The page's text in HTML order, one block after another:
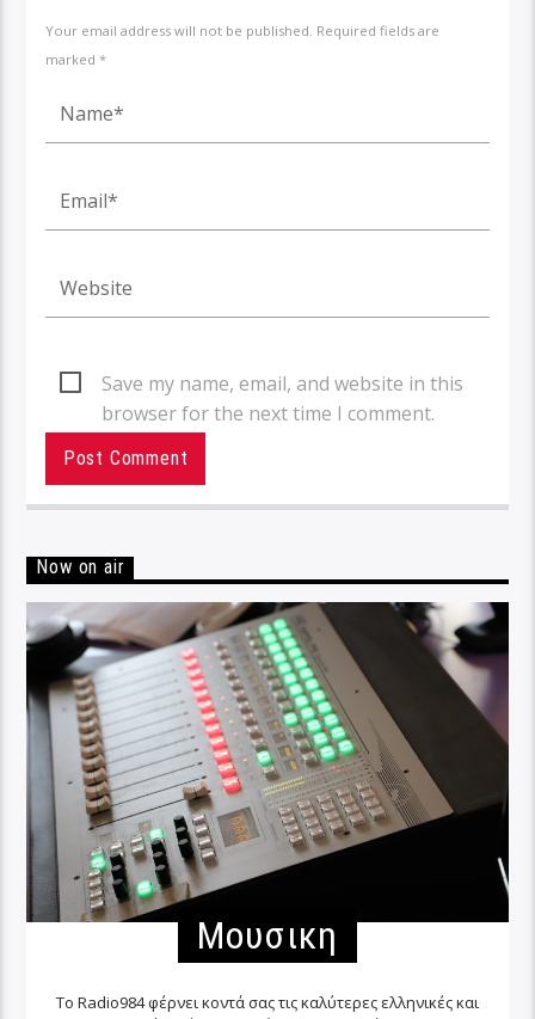
Your email address will not be published. Required fields are
marked *
Save my name, email, and website in this
browser for the next time I comment.
Now on air
Μουσικη
Το Radio984 φέρνει κοντά σας τις καλύτερες ελληνικές και